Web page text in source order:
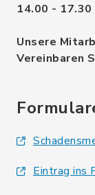
14.00 - 17.30
Unsere
Vereinbaren
Eintrag ins